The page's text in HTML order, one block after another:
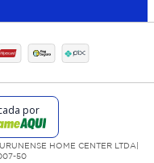
HOME CENTER LTDA|
50